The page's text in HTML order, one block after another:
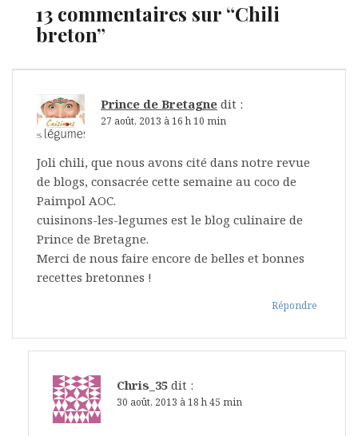
13 commentaires sur “Chili
breton”
Prince de Bretagne dit :
27 août, 2013 à 16 h 10 min
Joli chili, que nous avons cité dans notre revue
de blogs, consacrée cette semaine au coco de
Paimpol AOC.
cuisinons-les-legumes est le blog culinaire de
Prince de Bretagne.
Merci de nous faire encore de belles et bonnes
recettes bretonnes !
Répondre
Chris_35 dit :
30 août, 2013 à 18 h 45 min